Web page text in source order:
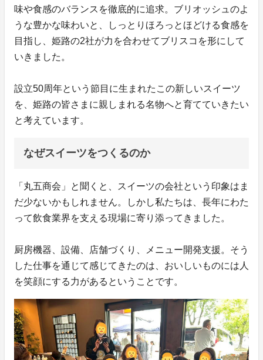
味や食感のバランスを徹底的に追求。ブリオッシュのよ
うな豊かな味わいと、しっとりほろっとほどける食感を
目指し、姫路の2社が力を合わせてブリスコを形にして
いきました。
設立50周年という節目に生まれたこの新しいスイーツ
を、姫路の皆さまに親しまれる名物へと育てていきたい
と考えています。
なぜスイーツをつくるのか
「丸五商会」と聞くと、スイーツの会社という印象はま
だ少ないかもしれません。しかし私たちは、長年にわた
って飲食業界を支える現場に寄り添ってきました。
厨房機器、設備、店舗づくり、メニュー開発支援。そう
した仕事を通じて感じてきたのは、おいしいものには人
を笑顔にする力があるということです。